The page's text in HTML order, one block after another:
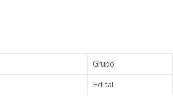
Grupo
Edital